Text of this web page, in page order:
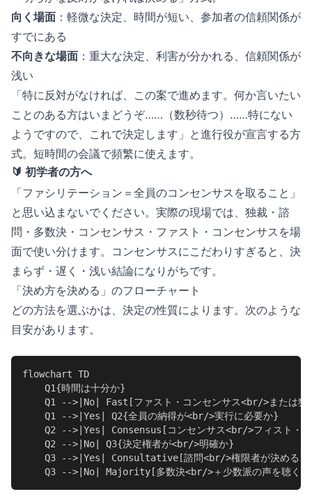
向く場面 ：軽微な決定、時間が短い、参加者の信頼関係が
すでにある
不向きな場面 ：重大な決定、利害が分かれる、信頼関係が
浅い
「特に反対がなければ、この案で進めます。何か言いたい
ことのある方はいまどうぞ……（数秒待つ）……特にない
ようですので、これで決定します」と進行役が宣言する方
式。短時間の会議で頻繁に使えます。
🔰 初学者の方へ
「ファシリテーション＝全員のコンセンサスを取ること」
と思い込まないでください。実際の現場では、独裁・諮
問・多数決・コンセンサス・ファスト・コンセンサスを場
面で使い分けます。コンセンサスにこだわりすぎると、決
まらず・遅く・浅い結論になりがちです。
「決め方を決める」のフローチャート
どの方法を選ぶかは、決定の性質によります。次のような
目安があります。
flowchart TD
    Q1{時間は十分か}
Q1 -->|No| Fast[ファスト・コンセンサス<br/>または独
    Q1 -->|Yes| Q2{全員の納得が<br/>実行に必要か}
Q2 -->|Yes| Consensus[コンセンサス<br/>フィスト・ト
    Q2 -->|No| Q3{決定権者が<br/>明確か}
    Q3 -->|Yes| Consultative[諮問<br/>権限者が決める]
    Q3 -->|No| Majority[多数決<br/>＋少数派の声を聴く]